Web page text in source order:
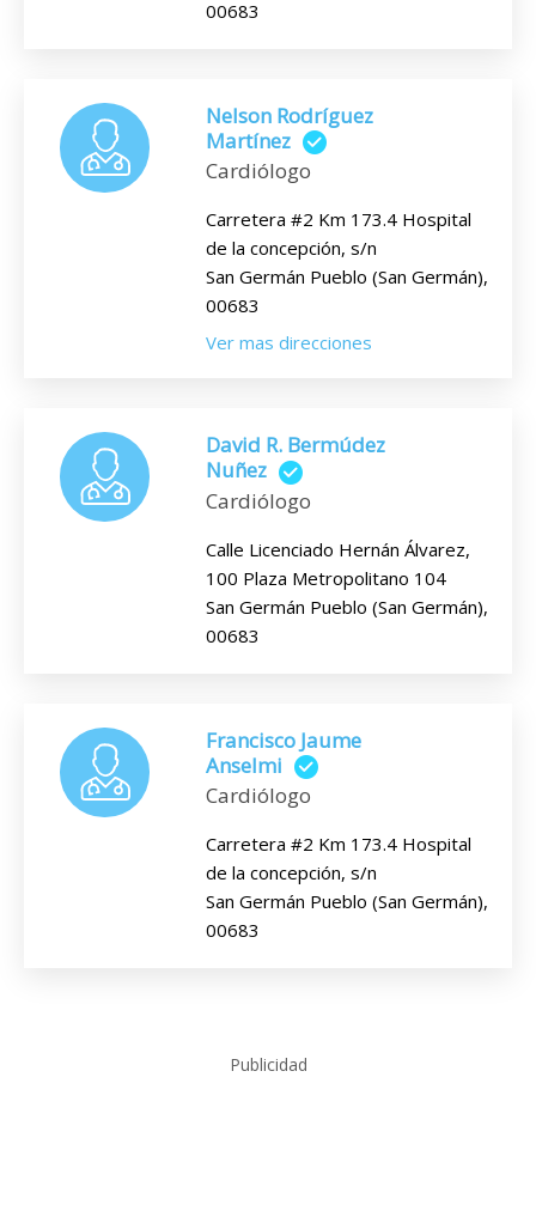
00683
Nelson Rodríguez
Martínez
Cardiólogo
Carretera #2 Km 173.4 Hospital
de la concepción, s/n
San Germán Pueblo (San Germán),
00683
Ver mas direcciones
David R. Bermúdez
Nuñez
Cardiólogo
Calle Licenciado Hernán Álvarez,
100 Plaza Metropolitano 104
San Germán Pueblo (San Germán),
00683
Francisco Jaume
Anselmi
Cardiólogo
Carretera #2 Km 173.4 Hospital
de la concepción, s/n
San Germán Pueblo (San Germán),
00683
Publicidad